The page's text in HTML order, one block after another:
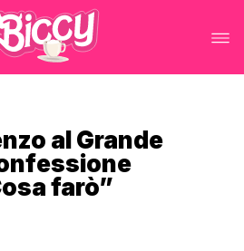
al Grande
farò”